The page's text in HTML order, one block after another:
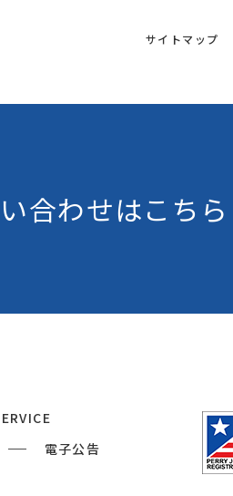
サイトマップ
合わせはこちら
電子公告